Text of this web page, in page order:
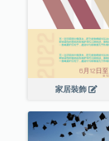
家居裝飾